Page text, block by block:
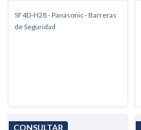
SF4D-H28 - Panasonic - Barreras
de Seguridad